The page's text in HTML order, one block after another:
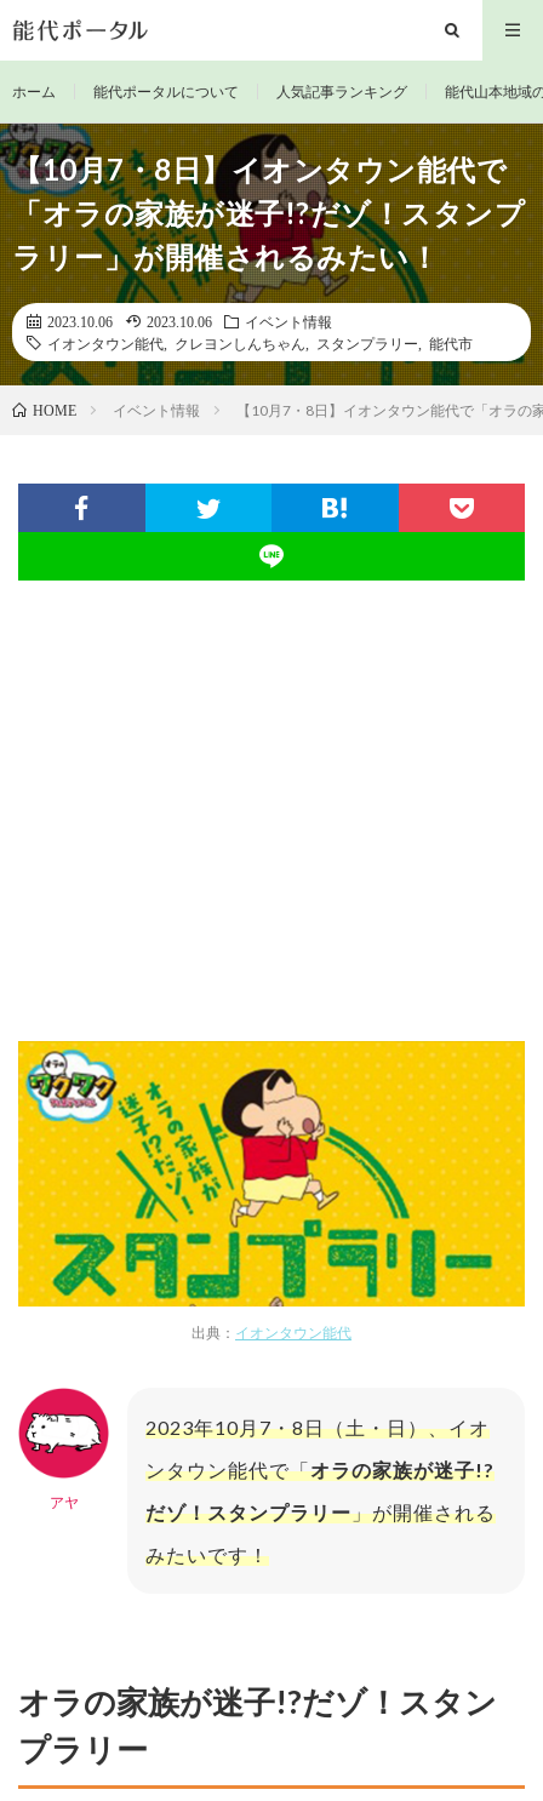
ホーム 能代ポータルについて 人気記事ランキング 能代山本地域
【10月7・8日】イオンタウン能代で
「オラの家族が迷子!?だゾ！スタンプ
ラリー」が開催されるみたい！
2023.10.06 2023.10.06
イベント情報
イオンタウン能代
クレヨンしんちゃん スタンプラリー 能代市
HOME イベント情報 【10月7・8日】イオンタウン能代で「オラ
出典： イオンタウン能代
アヤ
2023年10月7・8日（土・日）、イオ
ンタウン能代で「オラの家族が迷子!?
だゾ！スタンプラリー」が開催される
みたいです！
オラの家族が迷子!?だゾ！スタン
プラリー